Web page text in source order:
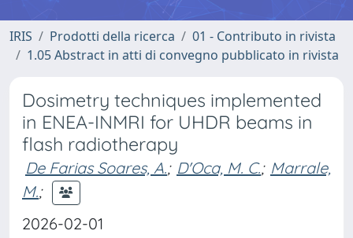
IRIS Prodotti della ricerca
01 - Contributo in rivista
1.05 Abstract in atti di convegno pubblicato in rivista
Dosimetry techniques implemented
in ENEA-INMRI for UHDR beams in
flash radiotherapy
De Farias Soares, A.; D'Oca, M. C.; Marrale,
M.;
2026-02-01